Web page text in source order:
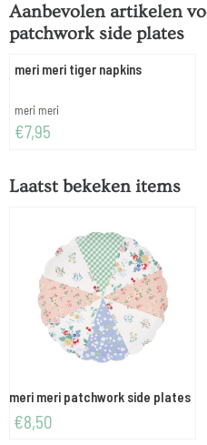
Aanbevolen artikelen
patchwork side plates
meri meri tiger napkins
Merk:
meri meri
Prijs: 7,95
€7,95
Laatst bekeken items
meri meri patchwork side plates
€8,50